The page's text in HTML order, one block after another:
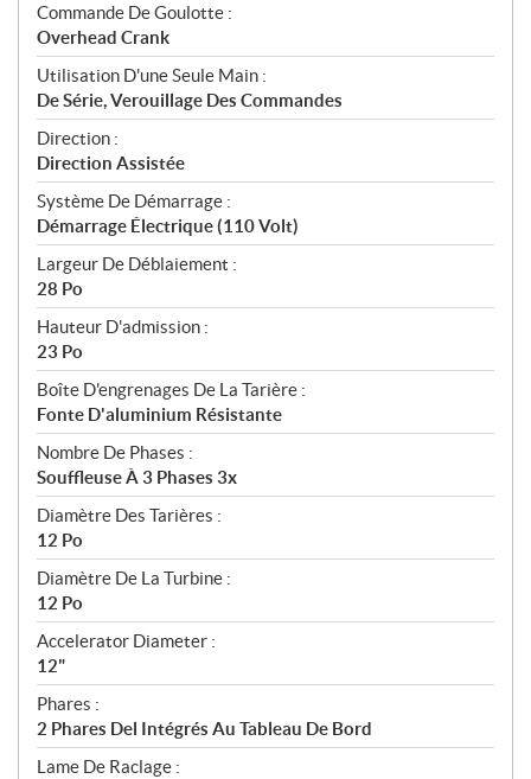
Commande De Goulotte :
Overhead Crank
Utilisation D'une Seule Main :
De Série, Verouillage Des Commandes
Direction :
Direction Assistée
Système De Démarrage :
Démarrage Électrique (110 Volt)
Largeur De Déblaiement :
28 Po
Hauteur D'admission :
23 Po
Boîte D'engrenages De La Tarière :
Fonte D'aluminium Résistante
Nombre De Phases :
Souffleuse À 3 Phases 3x
Diamètre Des Tarières :
12 Po
Diamètre De La Turbine :
12 Po
Accelerator Diameter :
12"
Phares :
2 Phares Del Intégrés Au Tableau De Bord
Lame De Raclage :